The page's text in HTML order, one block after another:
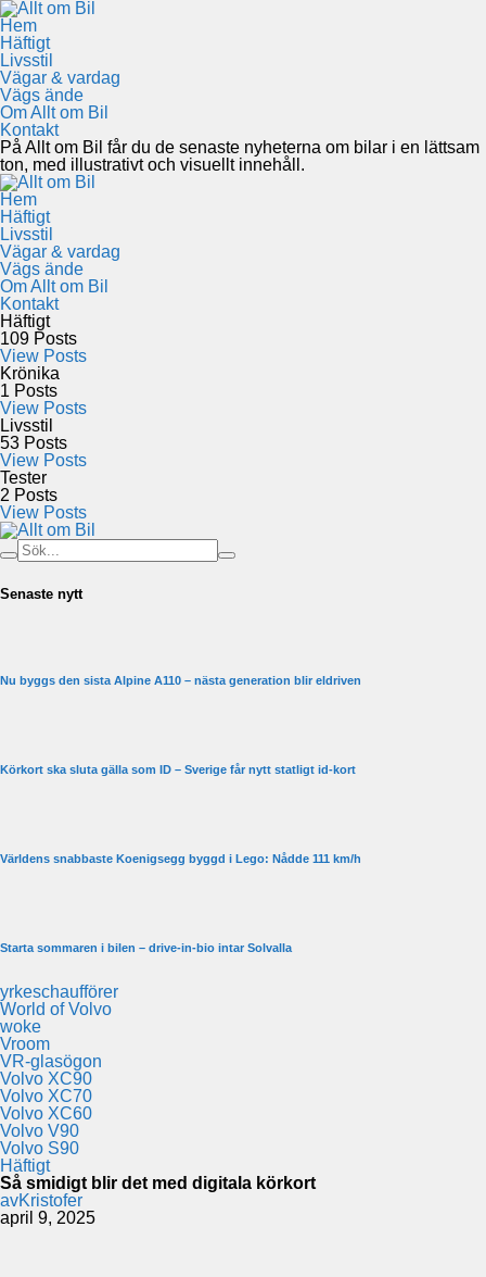
Hem
Häftigt
Livsstil
Vägar & vardag
Vägs ände
Om Allt om Bil
Kontakt
På Allt om Bil får du de senaste nyheterna om bilar i en lättsam
ton, med illustrativt och visuellt innehåll.
Hem
Häftigt
Livsstil
Vägar & vardag
Vägs ände
Om Allt om Bil
Kontakt
Häftigt
109 Posts
View Posts
Krönika
1 Posts
View Posts
Livsstil
53 Posts
View Posts
Tester
2 Posts
View Posts
Senaste nytt
Nu byggs den sista Alpine A110 – nästa generation blir eldriven
Körkort ska sluta gälla som ID – Sverige får nytt statligt id-kort
Världens snabbaste Koenigsegg byggd i Lego: Nådde 111 km/h
Starta sommaren i bilen – drive-in-bio intar Solvalla
yrkeschaufförer
World of Volvo
woke
Vroom
VR-glasögon
Volvo XC90
Volvo XC70
Volvo XC60
Volvo V90
Volvo S90
Häftigt
Så smidigt blir det med digitala körkort
avKristofer
april 9, 2025